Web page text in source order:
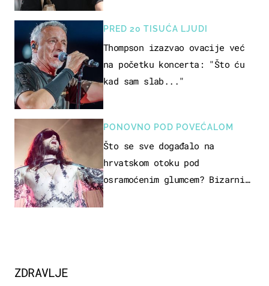
PRED 20 TISUĆA LJUDI
Thompson izazvao ovacije već
na početku koncerta: "Što ću
kad sam slab..."
PONOVNO POD POVEĆALOM
Što se sve događalo na
hrvatskom otoku pod
osramoćenim glumcem? Bizarni
ZDRAVLJE